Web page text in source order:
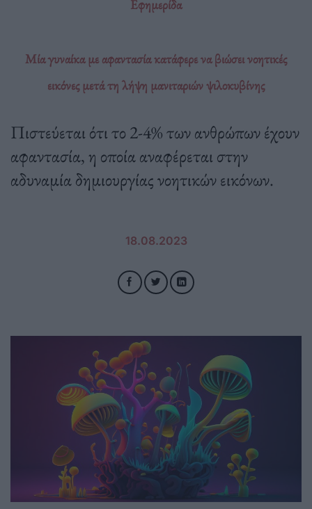
Εφημερίδα
Μία γυναίκα με αφαντασία κατάφερε να βιώσει νοητικές
εικόνες μετά τη λήψη μανιταριών ψιλοκυβίνης
Πιστεύεται ότι το 2-4% των ανθρώπων έχουν
αφαντασία, η οποία αναφέρεται στην
αδυναμία δημιουργίας νοητικών εικόνων.
18.08.2023